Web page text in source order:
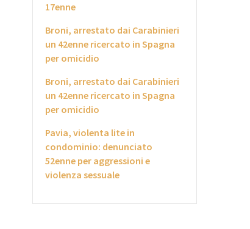
17enne
Broni, arrestato dai Carabinieri
un 42enne ricercato in Spagna
per omicidio
Broni, arrestato dai Carabinieri
un 42enne ricercato in Spagna
per omicidio
Pavia, violenta lite in
condominio: denunciato
52enne per aggressioni e
violenza sessuale